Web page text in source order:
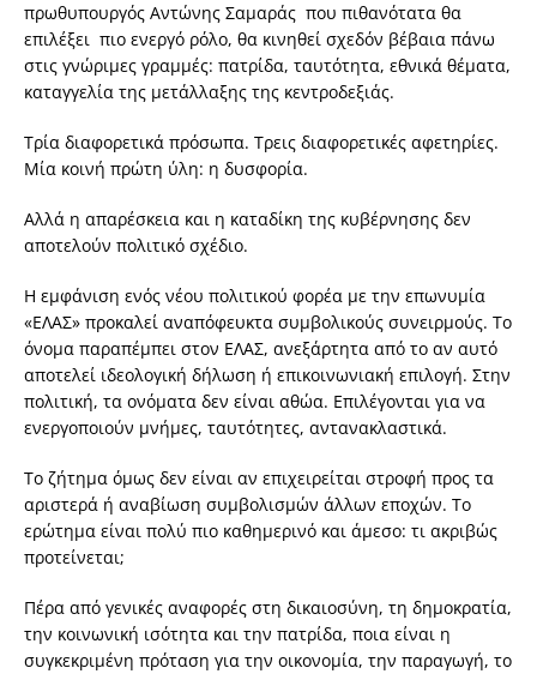
πρωθυπουργός Αντώνης Σαμαράς που πιθανότατα θα
επιλέξει πιο ενεργό ρόλο, θα κινηθεί σχεδόν βέβαια πάνω
στις γνώριμες γραμμές: πατρίδα, ταυτότητα, εθνικά θέματα,
καταγγελία της μετάλλαξης της κεντροδεξιάς.
Τρία διαφορετικά πρόσωπα. Τρεις διαφορετικές αφετηρίες.
Μία κοινή πρώτη ύλη: η δυσφορία.
Αλλά η απαρέσκεια και η καταδίκη της κυβέρνησης δεν
αποτελούν πολιτικό σχέδιο.
Η εμφάνιση ενός νέου πολιτικού φορέα με την επωνυμία
«ΕΛΑΣ» προκαλεί αναπόφευκτα συμβολικούς συνειρμούς. Το
όνομα παραπέμπει στον ΕΛΑΣ, ανεξάρτητα από το αν αυτό
αποτελεί ιδεολογική δήλωση ή επικοινωνιακή επιλογή. Στην
πολιτική, τα ονόματα δεν είναι αθώα. Επιλέγονται για να
ενεργοποιούν μνήμες, ταυτότητες, αντανακλαστικά.
Το ζήτημα όμως δεν είναι αν επιχειρείται στροφή προς τα
αριστερά ή αναβίωση συμβολισμών άλλων εποχών. Το
ερώτημα είναι πολύ πιο καθημερινό και άμεσο: τι ακριβώς
προτείνεται;
Πέρα από γενικές αναφορές στη δικαιοσύνη, τη δημοκρατία,
την κοινωνική ισότητα και την πατρίδα, ποια είναι η
συγκεκριμένη πρόταση για την οικονομία, την παραγωγή, το